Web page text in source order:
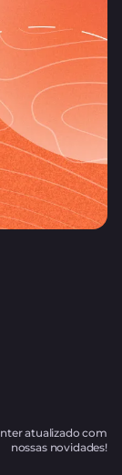
atualizado com
nossas novidades!